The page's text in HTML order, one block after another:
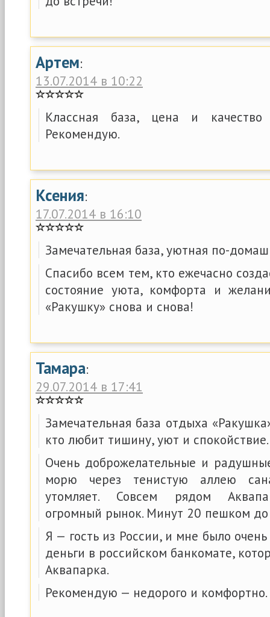
Артем:
13.07.2014 в 10:22
Классная база, цена и качество
Рекомендую.
Ксения:
17.07.2014 в 16:10
Замечательная база, уютная по-
Спасибо всем тем, кто ежечасно
состояние уюта, комфорта и
«Ракушку» снова и снова!
Тамара:
29.07.2014 в 17:41
Замечательная база отдыха
кто любит тишину, уют и спокойствие.
Очень доброжелательные и
морю через тенистую аллею
утомляет. Совсем рядом
огромный рынок. Минут 20 пешком
Я — гость из России, и мне было
деньги в российском банкомате,
Аквапарка.
Рекомендую — недорого и комфортно.